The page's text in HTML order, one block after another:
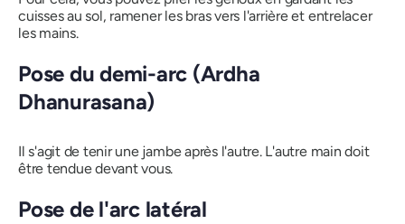
cuisses au sol, ramener les bras vers l'arrière et entrelacer
les mains.
Pose du demi-arc (Ardha
Dhanurasana)
Il s'agit de tenir une jambe après l'autre. L'autre main doit
être tendue devant vous.
Pose de l'arc latéral